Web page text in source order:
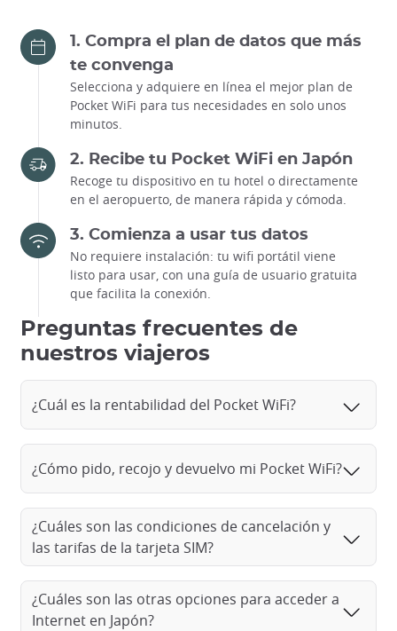
1. Compra el plan de datos que más
te convenga
Selecciona y adquiere en línea el mejor plan de
Pocket WiFi para tus necesidades en solo unos
minutos.
2. Recibe tu Pocket WiFi en Japón
Recoge tu dispositivo en tu hotel o directamente
en el aeropuerto, de manera rápida y cómoda.
3. Comienza a usar tus datos
No requiere instalación: tu wifi portátil viene
listo para usar, con una guía de usuario gratuita
que facilita la conexión.
Preguntas frecuentes de
nuestros viajeros
¿Cuál es la rentabilidad del Pocket WiFi?
¿Cómo pido, recojo y devuelvo mi Pocket WiFi?
¿Cuáles son las condiciones de cancelación y
las tarifas de la tarjeta SIM?
¿Cuáles son las otras opciones para acceder a
Internet en Japón?